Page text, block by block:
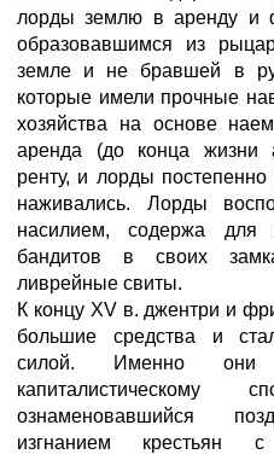
лорды землю в аренду и
образовавшимся из
земле и не бравшей в
которые имели прочные
хозяйства на основе
аренда (до конца жизни
ренту, и лорды
наживались. Лорды
насилием, содержа для
бандитов в своих
ливрейные свиты.
К концу XV в. джентри и
большие средства и
силой. Именно
капиталистическому
ознаменовавшийся
изгнанием крестьян